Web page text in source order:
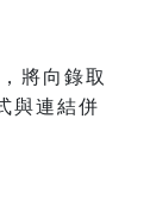
將向錄取
與連結併